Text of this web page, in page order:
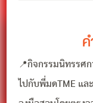
📍กิจกรรมนิทรรศ
ไปกับพี่มดTME แล